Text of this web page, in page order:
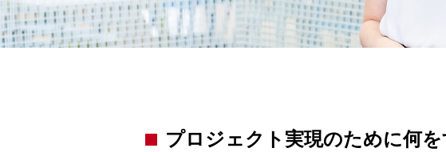
プロジェクト実現のために何